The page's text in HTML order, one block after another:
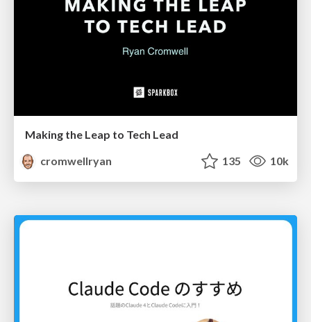
Making the Leap to Tech Lead
cromwellryan
135 10k